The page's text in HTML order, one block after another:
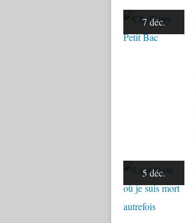
7 déc.
5 déc.